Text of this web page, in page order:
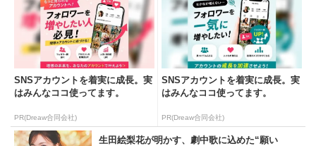
SNSアカウントを着実に成長。実
はみんなココ使ってます。
PR(Dreaw合同会社)
SNSアカウントを着実に成長。実
はみんなココ使ってます。
PR(Dreaw合同会社)
生田絵梨花が明かす、劇中歌に込めた“願い